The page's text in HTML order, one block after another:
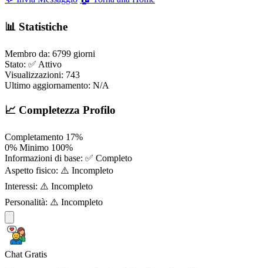
📊 Statistiche
Membro da: 6799 giorni
Stato: ✅ Attivo
Visualizzazioni: 743
Ultimo aggiornamento: N/A
📈 Completezza Profilo
Completamento 17%
0% Minimo 100%
Informazioni di base: ✅ Completo
Aspetto fisico: ⚠️ Incompleto
Interessi: ⚠️ Incompleto
Personalità: ⚠️ Incompleto
Chat Gratis